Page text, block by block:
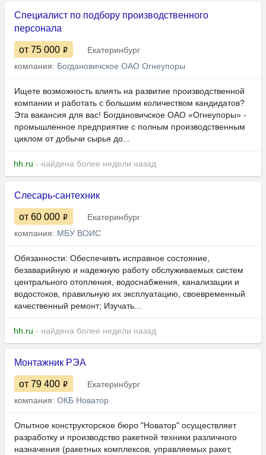
Специалист по подбору производственного
персонала
от 75 000
Екатеринбург
компания: Богдановичское ОАО Огнеупоры
Ищете возможность влиять на развитие производственной
компании и работать с большим количеством кандидатов?
Эта вакансия для вас! Богдановичское ОАО «Огнеупоры» -
промышленное предприятие с полным производственным
циклом от добычи сырья до...
hh.ru - найдена более недели назад
Слесарь-сантехник
от 60 000
Екатеринбург
компания: МБУ ВОИС
Обязанности: Обеспечивть исправное состояние,
безаварийную и надежную работу обслуживаемых систем
центрального отопления, водоснабжения, канализации и
водостоков, правильную их эксплуатацию, своевременный
качественный ремонт; Изучать...
hh.ru - найдена более недели назад
Монтажник РЭА
от 79 400
Екатеринбург
компания: ОКБ Новатор
Опытное конструкторское бюро "Новатор" осуществляет
разработку и производство ракетной техники различного
назначения (ракетных комплексов, управляемых ракет,